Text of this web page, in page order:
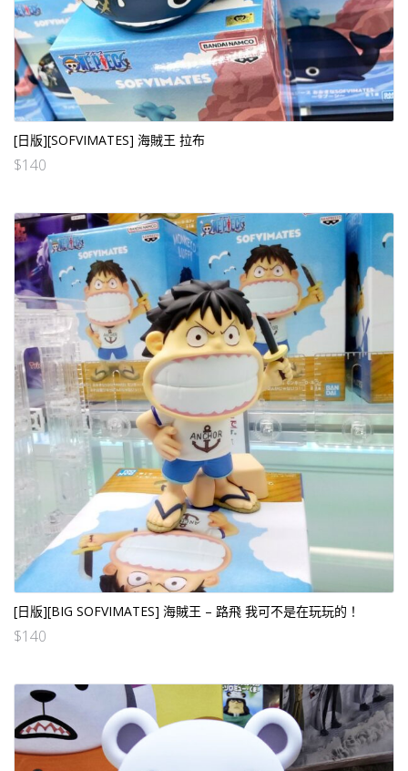
[日版][SOFVIMATES] 海賊王 拉布
$140
[日版][BIG SOFVIMATES] 海賊王 – 路飛 我可不是在玩玩的！
$140